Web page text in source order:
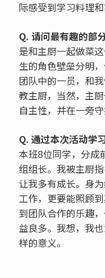
际感受到学习料理
Q. 请问最有趣的部
是和主厨一起做菜
生的角色壁垒分明
团队中的一员，和
教主厨，当然，主
自主性，并在一旁守
Q. 通过本次活动学
本班8位同学，分成
组组长。我被主厨
让我多有成长。身
工作，更要能照顾
到团队合作的乐趣
益良多。我想，我
样的意义。